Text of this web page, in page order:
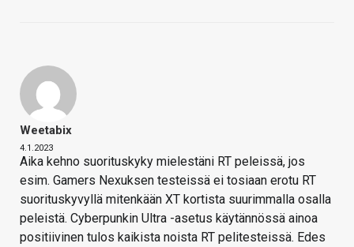
Weetabix
4.1.2023
Aika kehno suorituskyky mielestäni RT peleissä, jos
esim. Gamers Nexuksen testeissä ei tosiaan erotu RT
suorituskyvyllä mitenkään XT kortista suurimmalla osalla
peleistä. Cyberpunkin Ultra -asetus käytännössä ainoa
positiivinen tulos kaikista noista RT pelitesteissä. Edes